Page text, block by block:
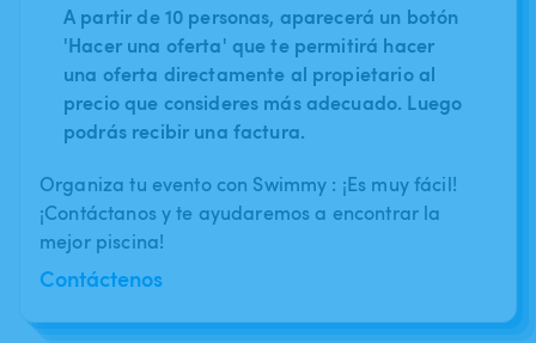
A partir de 10 personas, aparecerá un botón
'Hacer una oferta' que te permitirá hacer
una oferta directamente al propietario al
precio que consideres más adecuado. Luego
podrás recibir una factura.
Organiza tu evento con Swimmy : ¡Es muy fácil!
¡Contáctanos y te ayudaremos a encontrar la
mejor piscina!
Contáctenos